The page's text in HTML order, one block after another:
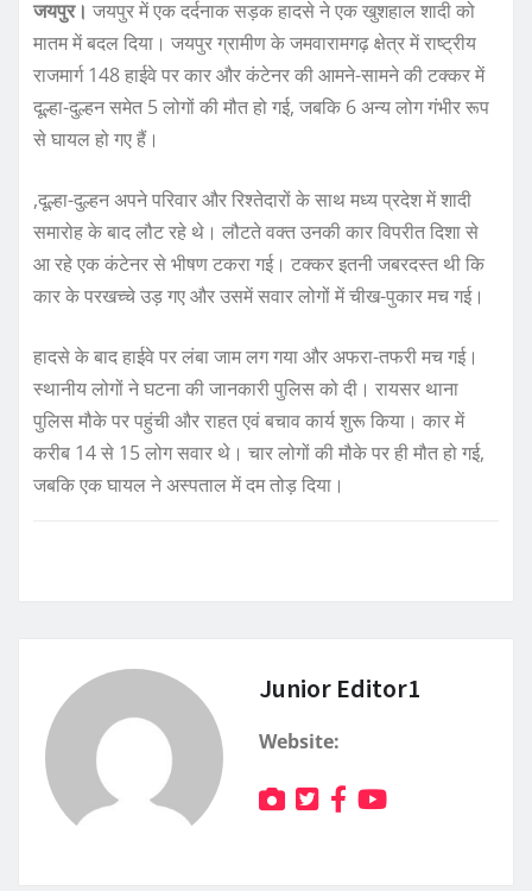
जयपुर। जयपुर में एक दर्दनाक सड़क हादसे ने एक खुशहाल शादी को
मातम में बदल दिया। जयपुर ग्रामीण के जमवारामगढ़ क्षेत्र में राष्ट्रीय
राजमार्ग 148 हाईवे पर कार और कंटेनर की आमने-सामने की टक्कर में
दूल्हा-दुल्हन समेत 5 लोगों की मौत हो गई, जबकि 6 अन्य लोग गंभीर रूप
से घायल हो गए हैं।
,दूल्हा-दुल्हन अपने परिवार और रिश्तेदारों के साथ मध्य प्रदेश में शादी
समारोह के बाद लौट रहे थे। लौटते वक्त उनकी कार विपरीत दिशा से
आ रहे एक कंटेनर से भीषण टकरा गई। टक्कर इतनी जबरदस्त थी कि
कार के परखच्चे उड़ गए और उसमें सवार लोगों में चीख-पुकार मच गई।
हादसे के बाद हाईवे पर लंबा जाम लग गया और अफरा-तफरी मच गई।
स्थानीय लोगों ने घटना की जानकारी पुलिस को दी। रायसर थाना
पुलिस मौके पर पहुंची और राहत एवं बचाव कार्य शुरू किया। कार में
करीब 14 से 15 लोग सवार थे। चार लोगों की मौके पर ही मौत हो गई,
जबकि एक घायल ने अस्पताल में दम तोड़ दिया।
Junior Editor1
Website: